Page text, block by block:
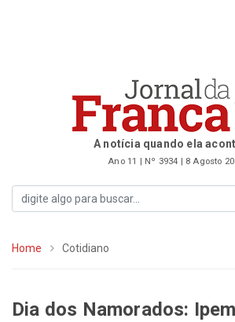
A notícia quando ela
Ano 11 | Nº 3934 | 8 Agosto
Home Cotidiano
Dia dos Namorados: